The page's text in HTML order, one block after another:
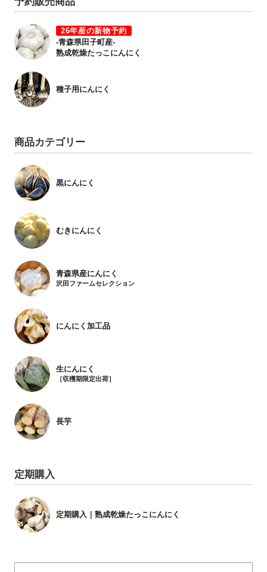
26年産の新物予約
-青森県田子町産-
熟成乾燥たっこにんにく
種子用にんにく
商品カテゴリー
黒にんにく
むきにんにく
青森県産にんにく
沢田ファームセレクション
にんにく加工品
生にんにく
［収穫期限定出荷］
長芋
定期購入
定期購入｜熟成乾燥たっこにんにく